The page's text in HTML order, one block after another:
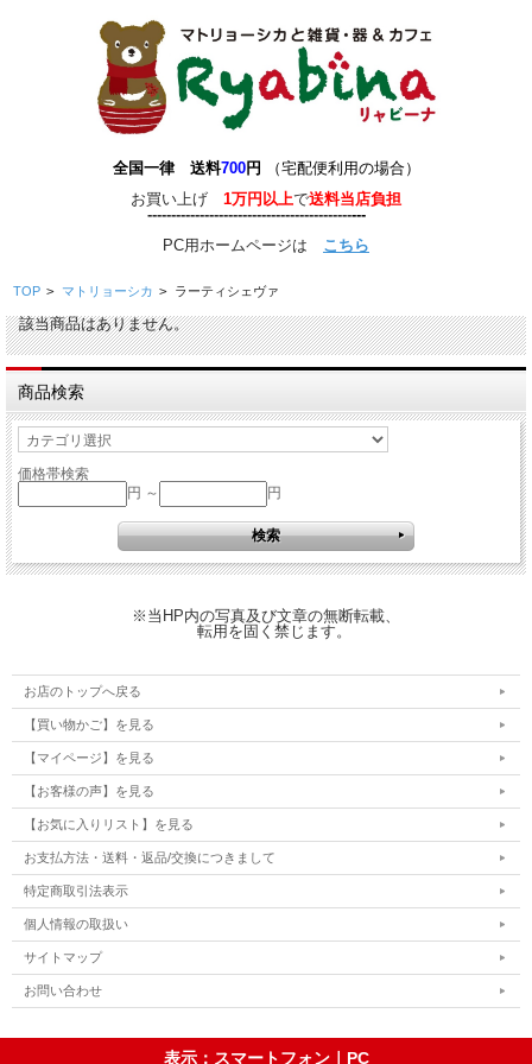
全国一律 送料700円
（宅配便利用の場合）
お買い上げ 1万円以上で送料当店負担
----------------------------------------------
PC用ホームページは こちら
TOP > マトリョーシカ > ラーティシェヴァ
該当商品はありません。
商品検索
価格帯検索
円 ～
円
※当HP内の写真及び文章の無断転載、
転用を固く禁じます。
お店のトップへ戻る
【買い物かご】を見る
【マイページ】を見る
【お客様の声】を見る
【お気に入りリスト】を見る
お支払方法・送料・返品/交換につきまして
特定商取引法表示
個人情報の取扱い
サイトマップ
お問い合わせ
表示：スマートフォン｜ PC